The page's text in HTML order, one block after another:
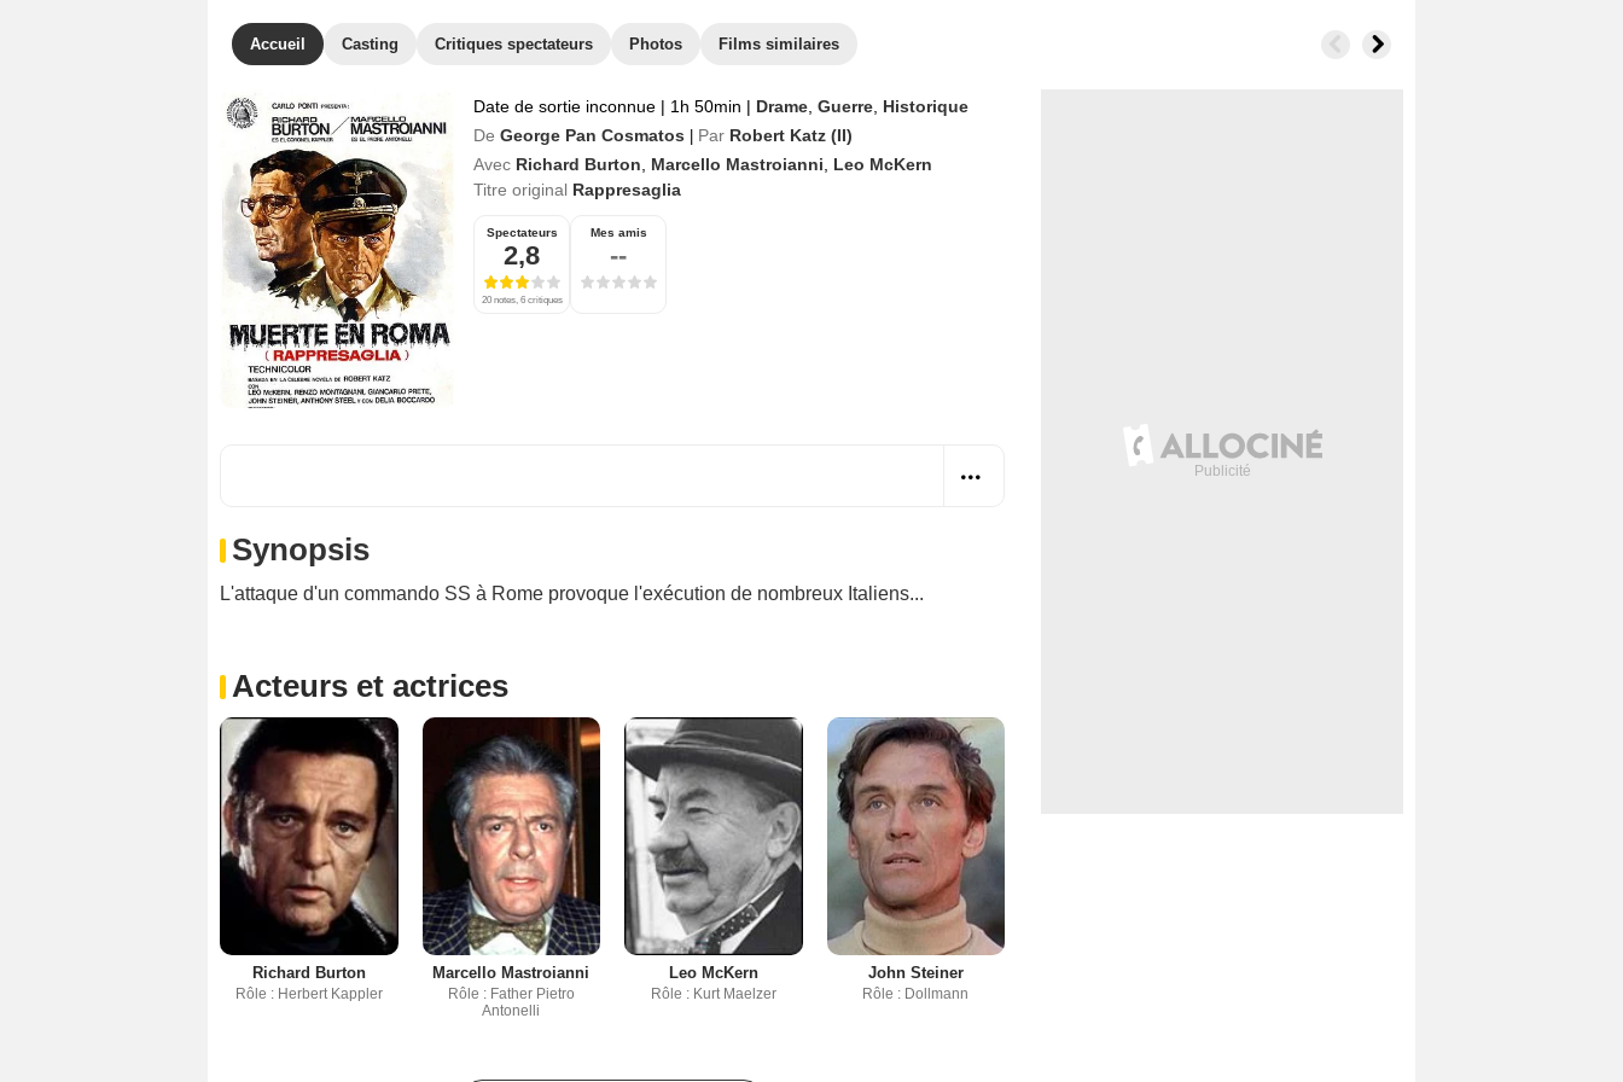
Accueil Casting Critiques spectateurs Photos Films similaires
Date de sortie inconnue | 1h 50min | Drame Guerre Historique
De George Pan Cosmatos Par Robert Katz (II)
Avec Richard Burton Marcello Mastroianni
Leo McKern
Titre original Rappresaglia
Spectateurs
2,8
20 notes, 6 critiques
Mes amis
--
Synopsis
L'attaque d'un commando SS à Rome provoque l'exécution de nombreux Italiens...
Acteurs et actrices
Richard Burton
Rôle : Herbert Kappler
Marcello Mastroianni
Rôle : Father Pietro
Antonelli
Leo McKern
Rôle : Kurt Maelzer
John Steiner
Rôle : Dollmann